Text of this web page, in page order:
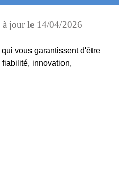
à jour le 14/04/2026
vous garantissent d'être
innovation,